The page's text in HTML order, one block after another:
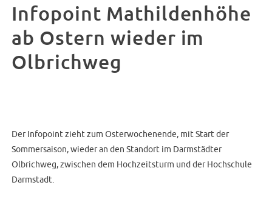
Infopoint Mathildenhöhe
ab Ostern wieder im
Olbrichweg
Der Infopoint zieht zum Osterwochenende, mit Start der
Sommersaison, wieder an den Standort im Darmstädter
Olbrichweg, zwischen dem Hochzeitsturm und der Hochschule
Darmstadt.